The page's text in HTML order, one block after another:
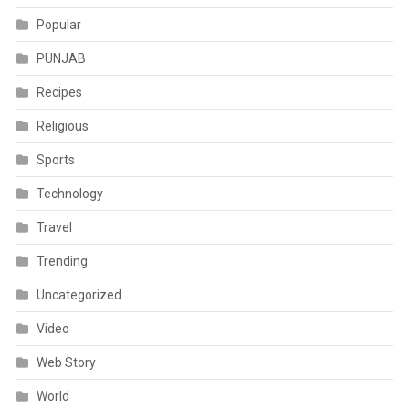
Popular
PUNJAB
Recipes
Religious
Sports
Technology
Travel
Trending
Uncategorized
Video
Web Story
World